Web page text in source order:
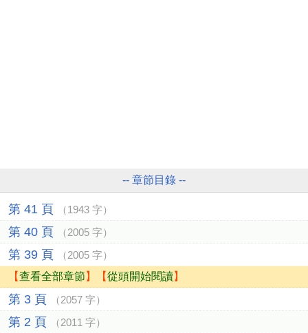
-- 章節目錄 --
第 41 頁 （1943 字）
第 40 頁 （2005 字）
第 39 頁 （2005 字）
【查看全部章節 】【從頭開始閱讀】
第 3 頁 （2057 字）
第 2 頁 （2011 字）